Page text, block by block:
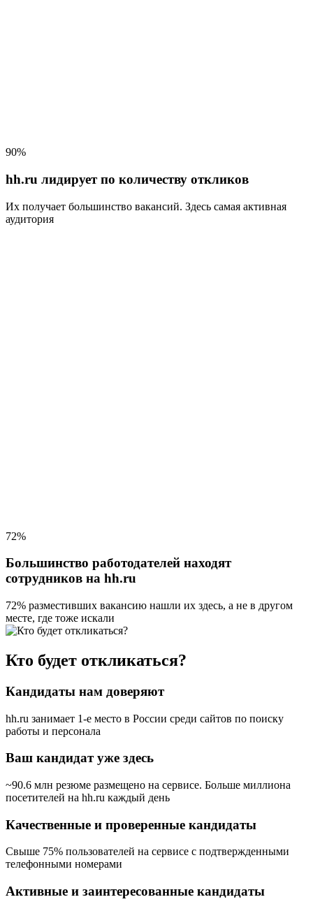
90%
hh.ru лидирует по количеству откликов
Их получает большинство вакансий. Здесь самая активная
аудитория
72%
Большинство работодателей находят
сотрудников на hh.ru
72% разместивших вакансию нашли их здесь, а не в другом
месте, где тоже искали
Кто будет откликаться?
Кандидаты нам доверяют
hh.ru занимает 1-е место в России среди сайтов по поиску
работы и персонала
Ваш кандидат уже здесь
~90.6 млн резюме размещено на сервисе. Больше миллиона
посетителей на hh.ru каждый день
Качественные и проверенные кандидаты
Свыше 75% пользователей на сервисе с подтвержденными
телефонными номерами
Активные и заинтересованные кандидаты